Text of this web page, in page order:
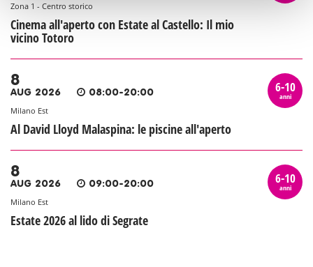
Zona 1 - Centro storico
Cinema all'aperto con Estate al Castello: Il mio
vicino Totoro
8
AUG 2026 08:00-20:00
Milano Est
Al David Lloyd Malaspina: le piscine all'aperto
6-10
anni
8
AUG 2026 09:00-20:00
Milano Est
Estate 2026 al lido di Segrate
6-10
anni